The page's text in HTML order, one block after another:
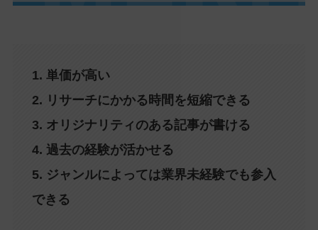
1. 単価が高い
2. リサーチにかかる時間を短縮できる
3. オリジナリティのある記事が書ける
4. 過去の経験が活かせる
5. ジャンルによっては業界未経験でも参入
できる